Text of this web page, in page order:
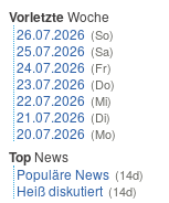
VorletzteWoche
26.07.2026 (So)
25.07.2026 (Sa)
24.07.2026 (Fr)
23.07.2026 (Do)
22.07.2026 (Mi)
21.07.2026 (Di)
20.07.2026 (Mo)
Top News
Populäre News (14d)
Heiß diskutiert (14d)